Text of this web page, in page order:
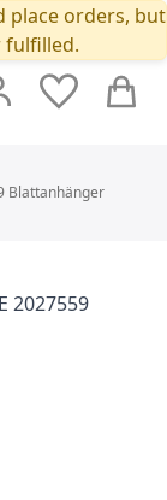
place orders, but
fulfilled.
Cart
Blattanhänger